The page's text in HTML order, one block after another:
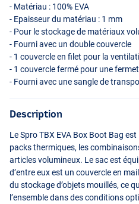
- Matériau : 100% EVA
- Epaisseur du matériau : 1 mm
- Pour le stockage de matériaux
- Fourni avec un double couvercle
- 1 couvercle en filet pour la
- 1 couvercle fermé pour une
- Fourni avec une sangle de
Description
Le SproTBX EVA Box Boot Bag
packs thermiques, les
articles volumineux. Le sac est
d’entre eux est un couvercle en
du stockage d’objets mouillés, ce
l’ensemble dans des conditions